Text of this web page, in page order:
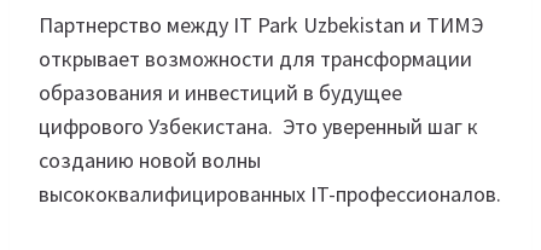
Партнерство между IT Park Uzbekistan и ТИМЭ
открывает возможности для трансформации
образования и инвестиций в будущее
цифрового Узбекистана. Это уверенный шаг к
созданию новой волны
высококвалифицированных IT-профессионалов.